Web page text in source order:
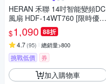
HERAN 禾聯 14吋智能變頻DC
風扇 HDF-14WT760 [限時優
惠]
$1,090 88折
4.7(95) 總銷量>800
挑戰低價 券
加入購物車